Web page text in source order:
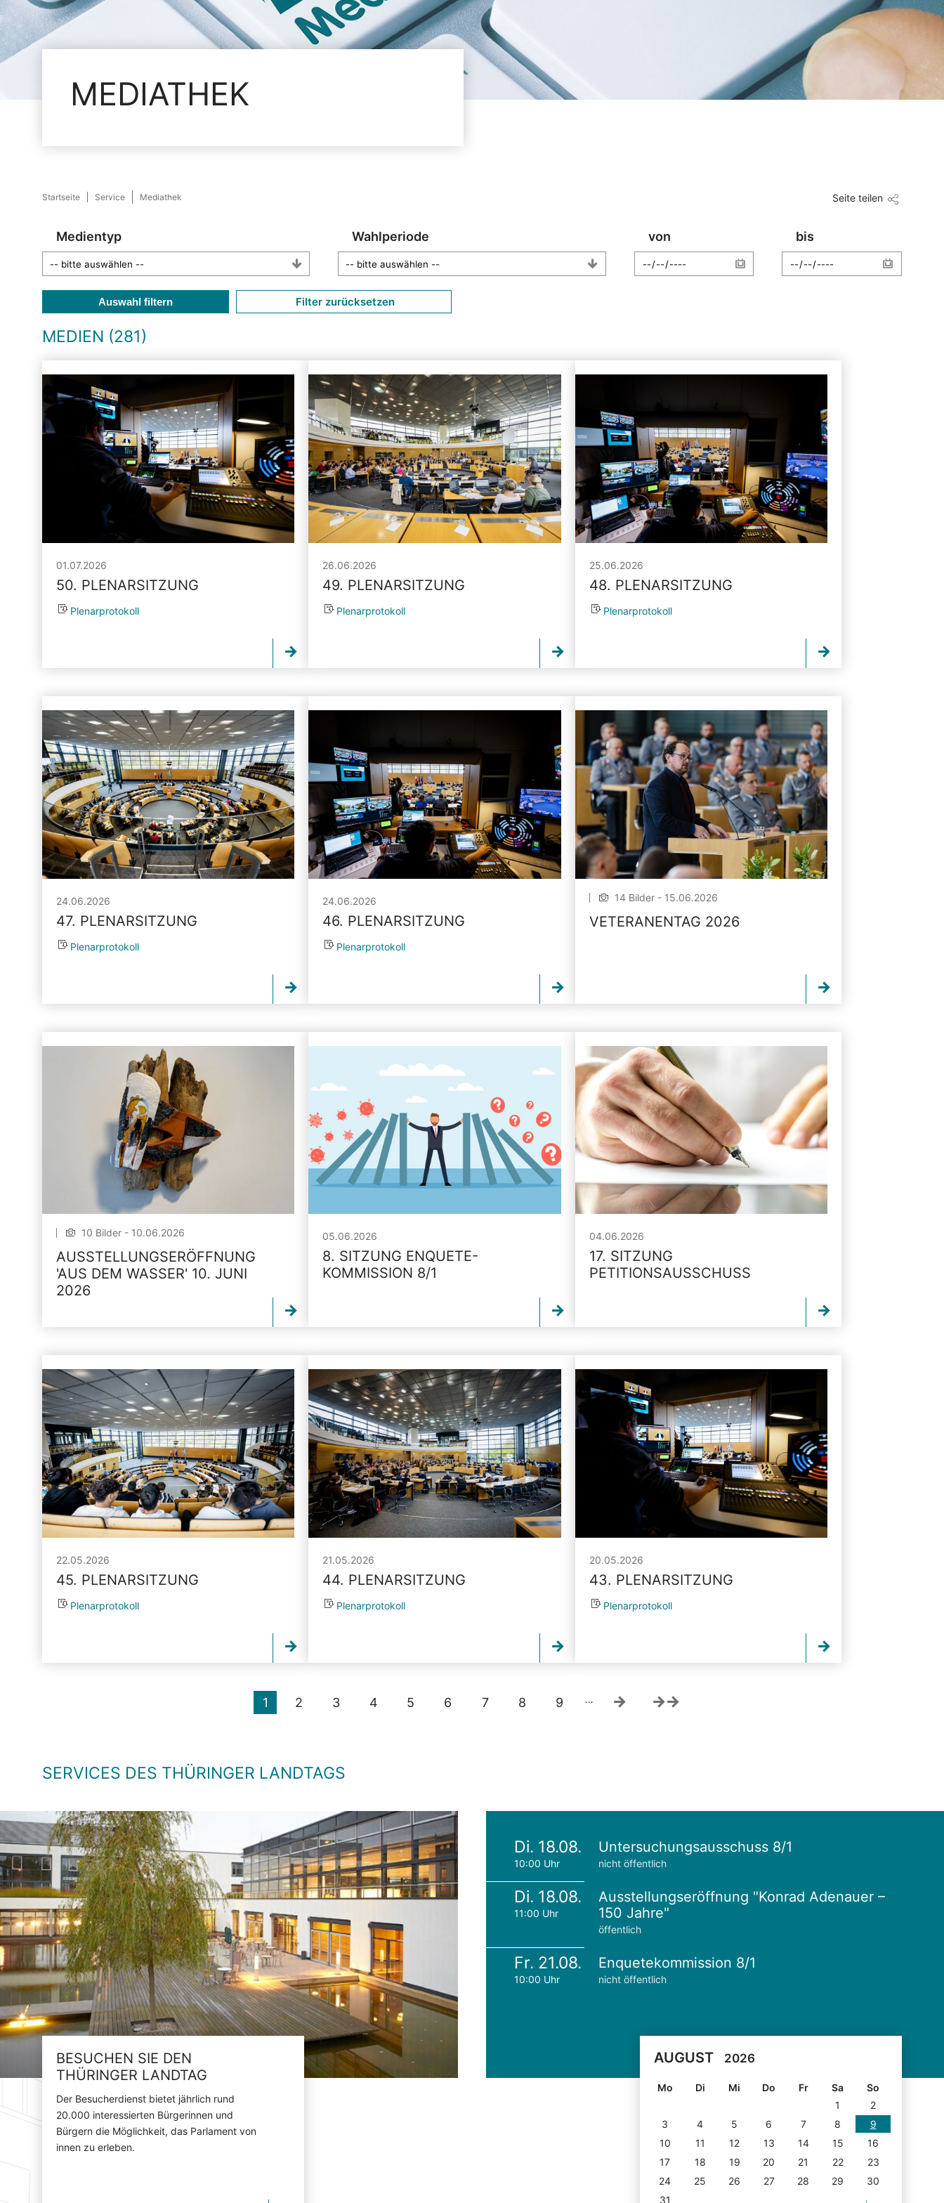
MEDIATHEK
Startseite Service Mediathek Seite teilen
Medientyp Wahlperiode von bis
Auswahl filtern Filter zurücksetzen
MEDIEN (281)
01.07.2026
50. PLENARSITZUNG
Plenarprotokoll
26.06.2026
49. PLENARSITZUNG
Plenarprotokoll
25.06.2026
48. PLENARSITZUNG
Plenarprotokoll
24.06.2026
47. PLENARSITZUNG
Plenarprotokoll
24.06.2026
46. PLENARSITZUNG
Plenarprotokoll
14 Bilder - 15.06.2026
VETERANENTAG 2026
10 Bilder - 10.06.2026
AUSSTELLUNGSERÖFFNUNG
'AUS DEM WASSER' 10. JUNI
2026
05.06.2026
8. SITZUNG ENQUETE-
KOMMISSION 8/1
04.06.2026
17. SITZUNG
PETITIONSAUSSCHUSS
22.05.2026
45. PLENARSITZUNG
Plenarprotokoll
21.05.2026
44. PLENARSITZUNG
Plenarprotokoll
20.05.2026
43. PLENARSITZUNG
Plenarprotokoll
1 2 3 4 5 6 7 8 9 …
SERVICES DES THÜRINGER LANDTAGS
BESUCHEN SIE DEN
THÜRINGER LANDTAG
Der Besucherdienst bietet jährlich rund
20.000 interessierten Bürgerinnen und
Bürgern die Möglichkeit, das Parlament von
innen zu erleben.
Di. 18.08.
10:00 Uhr
Untersuchungsausschuss 8/1
nicht öffentlich
Di. 18.08.
11:00 Uhr
Ausstellungseröffnung "Konrad Adenauer –
150 Jahre"
öffentlich
Fr. 21.08.
10:00 Uhr
Enquetekommission 8/1
nicht öffentlich
AUGUST 2026
Mo Di Mi Do Fr Sa
So
1
2
3
4 5 6 7 8
9
10
11 12 13 14 15
16
17
18 19 20 21 22
23
24
25 26 27 28 29
30
31